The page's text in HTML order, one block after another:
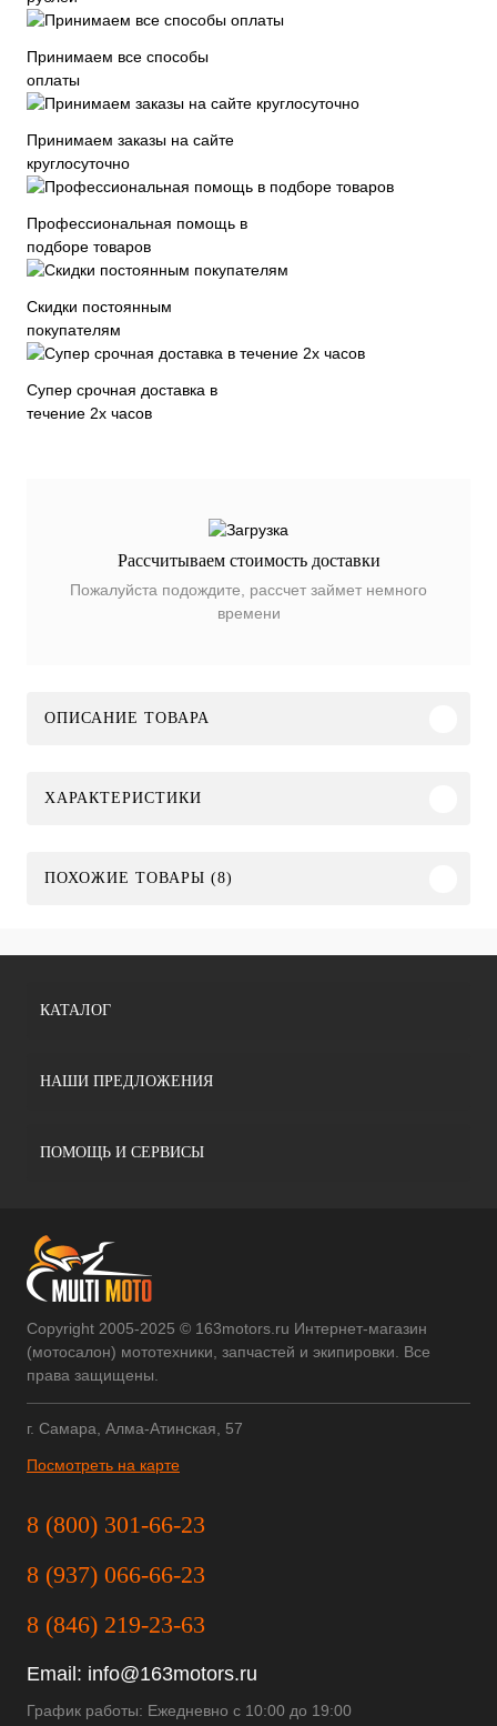
Принимаем все способы
оплаты
Принимаем заказы на сайте
круглосуточно
Профессиональная помощь в
подборе товаров
Скидки постоянным
покупателям
Супер срочная доставка в
течение 2х часов
Рассчитываем стоимость доставки
Пожалуйста подождите, рассчет займет немного
времени
ОПИСАНИЕ ТОВАРА
ХАРАКТЕРИСТИКИ
ПОХОЖИЕ ТОВАРЫ (8)
КАТАЛОГ
НАШИ ПРЕДЛОЖЕНИЯ
ПОМОЩЬ И СЕРВИСЫ
Copyright 2005-2025 © 163motors.ru Интернет-магазин
(мотосалон) мототехники, запчастей и экипировки. Все
права защищены.
г. Самара, Алма-Атинская, 57
Посмотреть на карте
8 (800) 301-66-23
8 (937) 066-66-23
8 (846) 219-23-63
Email: info@163motors.ru
График работы: Ежедневно с 10:00 до 19:00